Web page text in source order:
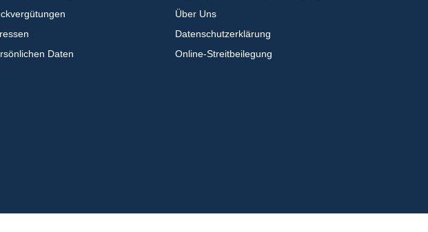
Daten
Über Uns
Datenschutzerklärung
Online-Streitbeilegung